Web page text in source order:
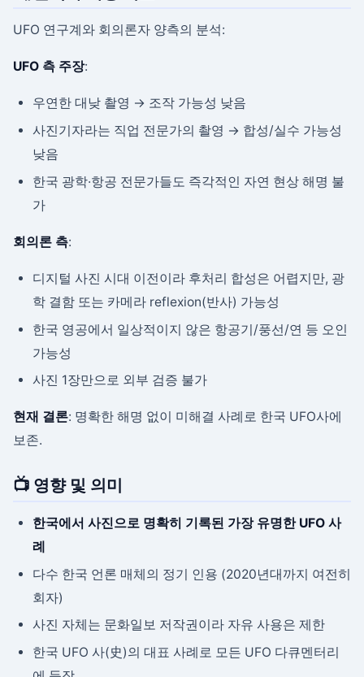
UFO 연구계와 회의론자 양측의 분석:
UFO 측 주장:
우연한 대낮 촬영 → 조작 가능성 낮음
사진기자라는 직업 전문가의 촬영 → 합성/실수 가능성
낮음
한국 광학·항공 전문가들도 즉각적인 자연 현상 해명 불
가
회의론 측:
디지털 사진 시대 이전이라 후처리 합성은 어렵지만, 광
학 결함 또는 카메라 reflexion(반사) 가능성
한국 영공에서 일상적이지 않은 항공기/풍선/연 등 오인
가능성
사진 1장만으로 외부 검증 불가
현재 결론: 명확한 해명 없이 미해결 사례로 한국 UFO사에
보존.
📺 영향 및 의미
한국에서 사진으로 명확히 기록된 가장 유명한 UFO 사
례
다수 한국 언론 매체의 정기 인용 (2020년대까지 여전히
회자)
사진 자체는 문화일보 저작권이라 자유 사용은 제한
한국 UFO 사(史)의 대표 사례로 모든 UFO 다큐멘터리